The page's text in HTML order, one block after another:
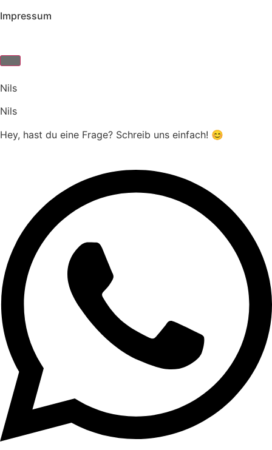
Impressum
Nils
Nils
Hey, hast du eine Frage? Schreib uns einfach! 😊